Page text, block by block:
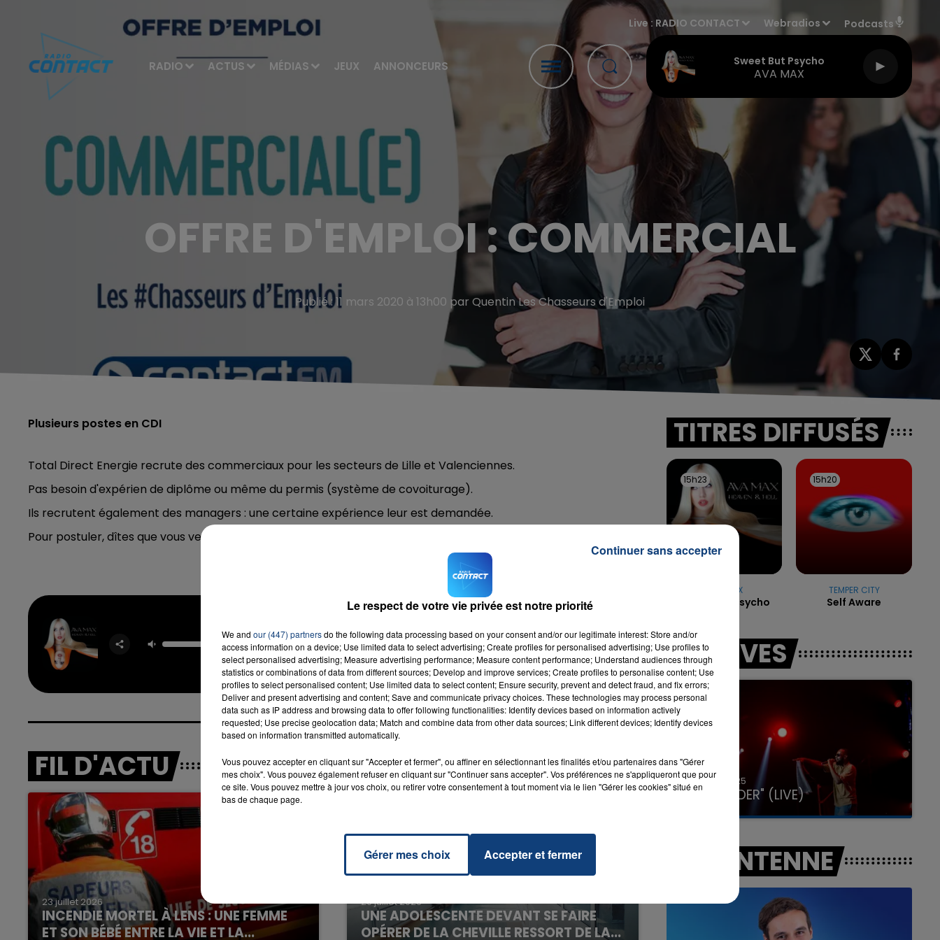
RADIO ACTUS MÉDIAS JEUX ANNONCEURS
Live : RADIO CONTACT Webradios Podcasts
Sweet But Psycho
AVA MAX
LA TEAM DU WEEK-END
16h00 - 20h00
LA TEAM DU WEEK-END LA TEAM DU WEEK-END
OFFRE D'EMPLOI : COMMERCIAL
Publié : 11 mars 2020 à 13h00 par Quentin Les Chasseurs d'Emploi
Plusieurs postes en CDI
Total Direct Energie recrute des commerciaux pour les secteurs de Lille et Valenciennes.
Pas besoin d'expérien de diplôme ou même du permis (système de covoiturage).
Ils recrutent également des managers : une certaine expérience leur est demandée.
Pour postuler, dîtes que vous venez de la part de Contact FM :
Sweet But
Psycho
AVA MAX
RADIO CONTACT
FIL D'ACTU
23 juillet 2026
INCENDIE MORTEL À LENS : UNE FEMME
ET SON BÉBÉ ENTRE LA VIE ET LA...
20 juillet 2026
UNE ADOLESCENTE DEVANT SE FAIRE
OPÉRER DE LA CHEVILLE RESSORT DE LA...
TITRES DIFFUSÉS
15h23
15h23
AVA MAX
Sweet But Psycho
15h20
15h20
TEMPER CITY
Self Aware
LES LIVES
31 janvier 2025
GIMS "SPIDER" (LIVE)
A L'ANTENNE
Le respect de votre vie privée est notre priorité
We and our (447) partnersdo the following data processing based on your consent and/or our legitimate interest: Store and/or
access information on a device; Use limited data to select advertising; Create profiles for personalised advertising; Use profiles to
select personalised advertising; Measure advertising performance; Measure content performance; Understand audiences through
statistics or combinations of data from different sources; Develop and improve services; Create profiles to personalise content; Use
profiles to select personalised content; Use limited data to select content; Ensure security, prevent and detect fraud, and fix errors;
Deliver and present advertising and content; Save and communicate privacy choices. These technologies may process personal
data such as IP address and browsing data to offer following functionalities: Identify devices based on information actively
requested; Use precise geolocation data; Match and combine data from other data sources; Link different devices; Identify devices
based on information transmitted automatically.
Vous pouvez accepter en cliquant sur "Accepter et fermer", ou affiner en sélectionnant les finalités et/ou partenaires dans "Gérer
mes choix". Vous pouvez également refuser en cliquant sur "Continuer sans accepter". Vos préférences ne s'appliqueront que pour
ce site. Vous pouvez mettre à jour vos choix, ou retirer votre consentement à tout moment via le lien "Gérer les cookies" situé en
bas de chaque page.
Gérer mes choix Accepter et fermer
Continuer sans accepter